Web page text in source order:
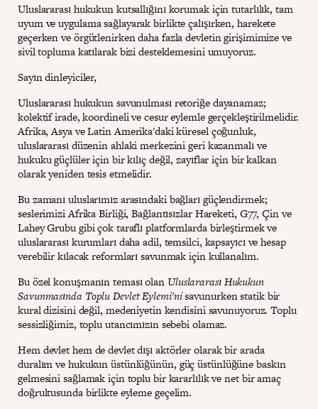
Uluslararası hukukun kutsallığını korumak için tutarlılık, tam
uyum ve uygulama sağlayarak birlikte çalışırken, harekete
geçerken ve örgütlenirken daha fazla devletin girişimimize ve
sivil topluma katılarak bizi desteklemesini umuyoruz.
Sayın dinleyiciler,
Uluslararası hukukun savunulması retoriğe dayanamaz;
kolektif irade, koordineli ve cesur eylemle gerçekleştirilmelidir.
Afrika, Asya ve Latin Amerika'daki küresel çoğunluk,
uluslararası düzenin ahlaki merkezini geri kazanmalı ve
hukuku güçlüler için bir kılıç değil, zayıflar için bir kalkan
olarak yeniden tesis etmelidir.
Bu zamanı uluslarımız arasındaki bağları güçlendirmek;
seslerimizi Afrika Birliği, Bağlantısızlar Hareketi, G77, Çin ve
Lahey Grubu gibi çok taraflı platformlarda birleştirmek ve
uluslararası kurumları daha adil, temsilci, kapsayıcı ve hesap
verebilir kılacak reformları savunmak için kullanalım.
Bu özel konuşmanın teması olan Uluslararası Hukukun
Savunmasında Toplu Devlet Eylemi'nisavunurken statik bir
kural dizisini değil, medeniyetin kendisini savunuyoruz. Toplu
sessizliğimiz, toplu utancımızın sebebi olamaz.
Hem devlet hem de devlet dışı aktörler olarak bir arada
duralım ve hukukun üstünlüğünün, güç üstünlüğüne baskın
gelmesini sağlamak için toplu bir kararlılık ve net bir amaç
doğrultusunda birlikte eyleme geçelim.